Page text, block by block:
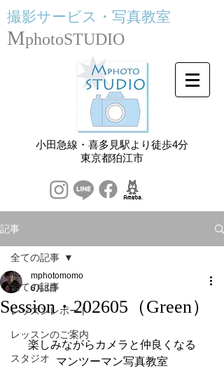
撮影サービス・ 写真教室
MphotoSTUDIO
小田急線・喜多見駅より徒歩4分
​東京都狛江市
記事
全ての記事
レッスンレポート
レッスンのご案内
スタジオ
全ての記事
Session・202605（Green）
mphotomomo
6月3日
楽しみながらカメラと仲良くなる
マンツーマン写真教室